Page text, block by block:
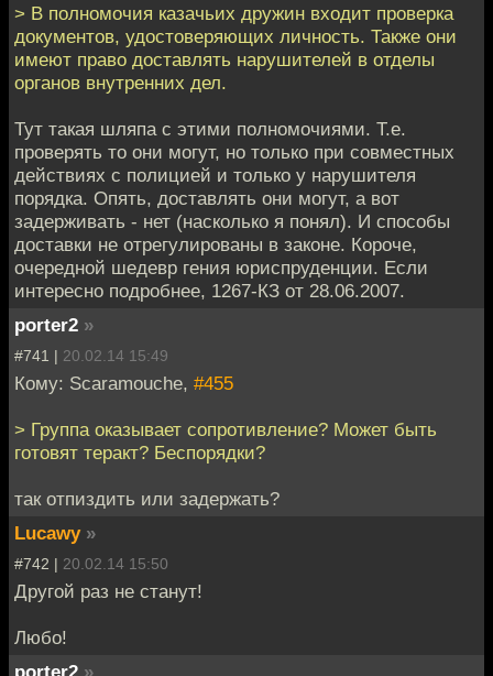
> В полномочия казачьих дружин входит проверка
документов, удостоверяющих личность. Также они
имеют право доставлять нарушителей в отделы
органов внутренних дел.
Тут такая шляпа с этими полномочиями. Т.е.
проверять то они могут, но только при совместных
действиях с полицией и только у нарушителя
порядка. Опять, доставлять они могут, а вот
задерживать - нет (насколько я понял). И способы
доставки не отрегулированы в законе. Короче,
очередной шедевр гения юриспруденции. Если
интересно подробнее, 1267-КЗ от 28.06.2007.
porter2 »
#741 | 20.02.14 15:49
Кому: Scaramouche, #455
> Группа оказывает сопротивление? Может быть
готовят теракт? Беспорядки?
так отпиздить или задержать?
Lucawy »
#742 | 20.02.14 15:50
Другой раз не станут!
Любо!
porter2 »